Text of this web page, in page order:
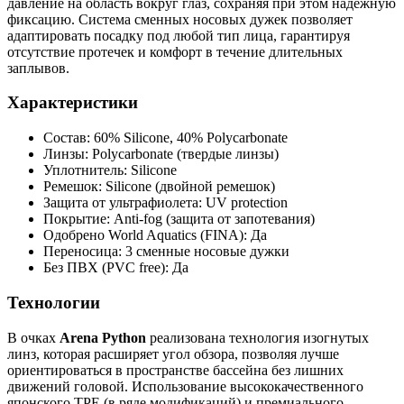
фиксацию. Система сменных носовых дужек позволяет
адаптировать посадку под любой тип лица, гарантируя
отсутствие протечек и комфорт в течение длительных
заплывов.
Характеристики
Состав: 60% Silicone, 40% Polycarbonate
Линзы: Polycarbonate (твердые линзы)
Уплотнитель: Silicone
Ремешок: Silicone (двойной ремешок)
Защита от ультрафиолета: UV protection
Покрытие: Anti-fog (защита от запотевания)
Одобрено World Aquatics (FINA): Да
Переносица: 3 сменные носовые дужки
Без ПВХ (PVC free): Да
Технологии
В очках Arena Python реализована технология изогнутых
линз, которая расширяет угол обзора, позволяя лучше
ориентироваться в пространстве бассейна без лишних
движений головой. Использование высококачественного